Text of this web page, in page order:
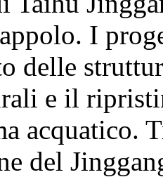
I
delle
e il
acquatico.
del